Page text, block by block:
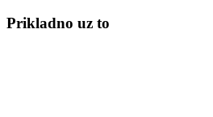
Prikladno uz to